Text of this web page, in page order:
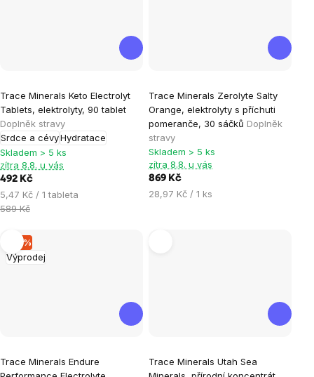
Trace Minerals Keto Electrolyt
Tablets, elektrolyty, 90 tablet
Doplněk stravy
Srdce a cévyHydratace
Skladem > 5 ks
zítra 8.8. u vás
492 Kč
Měrná
cena:
5,47 Kč / 1 tableta
589 Kč
Trace Minerals Zerolyte Salty
Orange, elektrolyty s příchuti
pomeranče, 30 sáčků Doplněk
stravy
Skladem > 5 ks
zítra 8.8. u vás
869 Kč
Měrná
28,97 Kč / 1 ks
Výprodej
–17 %
Trace Minerals Endure
Trace Minerals Utah Sea